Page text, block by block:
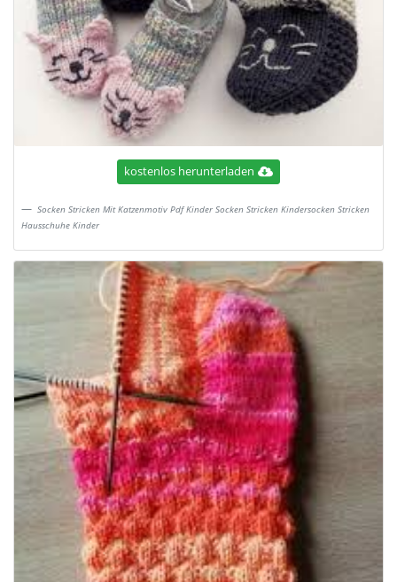
kostenlos herunterladen
Socken Stricken Mit Katzenmotiv Pdf Kinder Socken Stricken Kindersocken Stricken
Hausschuhe Kinder